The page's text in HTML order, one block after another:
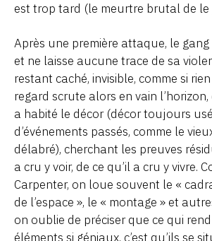
est trop tard (le meurtre brutal de le
Après une première attaque, le
et ne laisse aucune trace de sa
restant caché, invisible, comme si
regard scrute alors en vain
a habité le décor (décor toujours
d’événements passés, comme le
délabré), cherchant les preuves
a cru y voir, de ce qu’il a cru y vivre.
Carpenter, on loue souvent le «
de l’espace », le « montage » et
on oublie de préciser que ce qui
éléments si géniaux, c’est qu’ils se